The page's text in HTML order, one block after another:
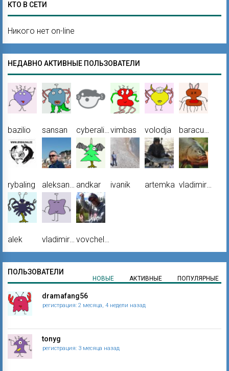
КТО В СЕТИ
Никого нет on-line
НЕДАВНО АКТИВНЫЕ ПОЛЬЗОВАТЕЛИ
bazilio sansan cyberalienvimbas volodja baracuda
rybaling aleksandr andkar ivanik artemka vladimirovich
alek vladimir50 vovchello
ПОЛЬЗОВАТЕЛИ
НОВЫЕ АКТИВНЫЕ ПОПУЛЯРНЫЕ
dramafang56
регистрация: 2 месяца, 4 недели назад
tonyg
регистрация: 3 месяца назад